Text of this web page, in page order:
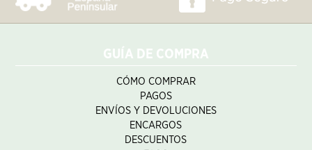
GUÍA DE COMPRA
CÓMO COMPRAR
PAGOS
ENVÍOS Y DEVOLUCIONES
ENCARGOS
DESCUENTOS